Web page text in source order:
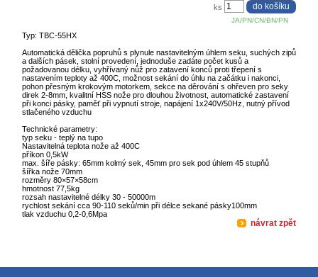
JA/PN/CN/BN/PN
ks
Typ: TBC-55HX
Automatická dělička popruhů s plynule nastavitelným úhlem seku, suchých zipů
a dalších pásek, stolní provedení, jednoduše zadáte počet kusů a
požadovanou délku, vyhřívaný nůž pro zatavení konců proti třepení s
nastavením teploty až 400C, možnost sekání do úhlu na začátku i nakonci,
pohon přesným krokovým motorkem, sekce na děrování s ohřeven pro seky
direk 2-8mm, kvalitní HSS nože pro dlouhou životnost, automatické zastavení
při konci pásky, paměť při vypnutí stroje, napájení 1x240V/50Hz, nutný přívod
stlačeného vzduchu
Technické parametry:
typ seku - teplý na tupo
Nastavitelná teplota nože až 400C
příkon 0,5kW
max. šíře pásky: 65mm kolmý sek, 45mm pro sek pod úhlem 45 stupňů
šířka nože 70mm
rozměry 80×57×58cm
hmotnost 77,5kg
rozsah nastavitelné délky 30 - 50000m
rychlost sekání cca 90-110 seků/min při délce sekané pásky100mm
tlak vzduchu 0,2-0,6Mpa
návrat zpět